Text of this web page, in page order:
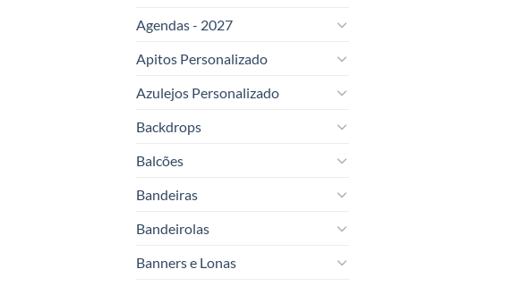
Agendas - 2027
Apitos Personalizado
Azulejos Personalizado
Backdrops
Balcões
Bandeiras
Bandeirolas
Banners e Lonas